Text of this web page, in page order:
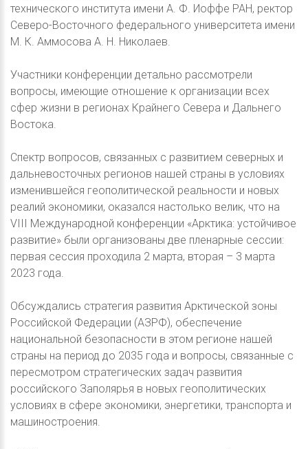
технического института имени А. Ф. Иоффе РАН, ректор
Северо-Восточного федерального университета имени
М. К. Аммосова А. Н. Николаев.
Участники конференции детально рассмотрели
вопросы, имеющие отношение к организации всех
сфер жизни в регионах Крайнего Севера и Дальнего
Востока.
Спектр вопросов, связанных с развитием северных и
дальневосточных регионов нашей страны в условиях
изменившейся геополитической реальности и новых
реалий экономики, оказался настолько велик, что на
VIII Международной конференции «Арктика: устойчивое
развитие» были организованы две пленарные сессии:
первая сессия проходила 2 марта, вторая – 3 марта
2023 года.
Обсуждались стратегия развития Арктической зоны
Российской Федерации (АЗРФ), обеспечение
национальной безопасности в этом регионе нашей
страны на период до 2035 года и вопросы, связанные с
пересмотром стратегических задач развития
российского Заполярья в новых геополитических
условиях в сфере экономики, энергетики, транспорта и
машиностроения.